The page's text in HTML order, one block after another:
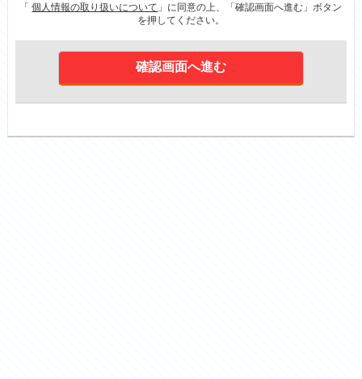
「個人情報の取り扱いについて 」に同意の上、「確認画面へ進む」ボタン
を押してください。